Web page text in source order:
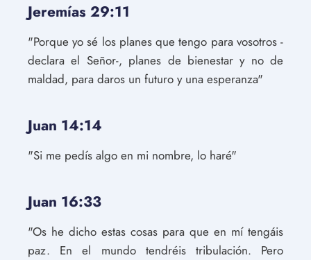
Jeremías 29:11
"Porque yo sé los planes que tengo para vosotros -
declara el Señor-, planes de bienestar y no de
maldad, para daros un futuro y una esperanza"
Juan 14:14
"Si me pedís algo en mi nombre, lo haré"
Juan 16:33
"Os he dicho estas cosas para que en mí tengáis
paz. En el mundo tendréis tribulación. Pero